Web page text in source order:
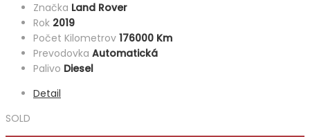
Značka Land Rover
Rok 2019
Počet Kilometrov 176000 Km
Prevodovka Automatická
Palivo Diesel
Detail
SOLD